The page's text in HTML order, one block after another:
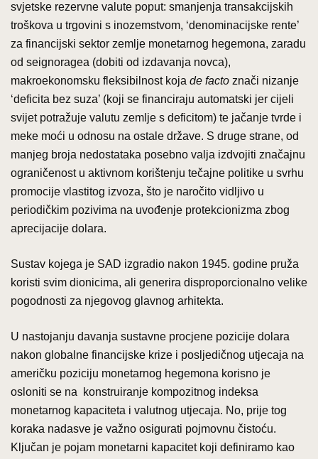
svjetske rezervne valute poput: smanjenja transakcijskih
troškova u trgovini s inozemstvom, ‘denominacijske rente’
za financijski sektor zemlje monetarnog hegemona, zaradu
od seignoragea (dobiti od izdavanja novca),
makroekonomsku fleksibilnost koja de facto znači nizanje
‘deficita bez suza’ (koji se financiraju automatski jer cijeli
svijet potražuje valutu zemlje s deficitom) te jačanje tvrde i
meke moći u odnosu na ostale države. S druge strane, od
manjeg broja nedostataka posebno valja izdvojiti značajnu
ograničenost u aktivnom korištenju tečajne politike u svrhu
promocije vlastitog izvoza, što je naročito vidljivo u
periodičkim pozivima na uvođenje protekcionizma zbog
aprecijacije dolara.
Sustav kojega je SAD izgradio nakon 1945. godine pruža
koristi svim dionicima, ali generira disproporcionalno velike
pogodnosti za njegovog glavnog arhitekta.
U nastojanju davanja sustavne procjene pozicije dolara
nakon globalne financijske krize i posljedičnog utjecaja na
američku poziciju monetarnog hegemona korisno je
osloniti se na konstruiranje kompozitnog indeksa
monetarnog kapaciteta i valutnog utjecaja. No, prije tog
koraka nadasve je važno osigurati pojmovnu čistoću.
Ključan je pojam monetarni kapacitet koji definiramo kao